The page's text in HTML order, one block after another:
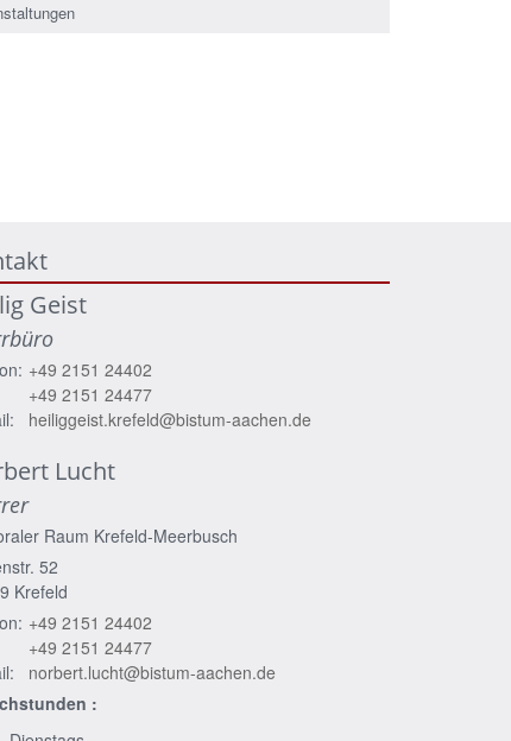
Geist
+49 2151 24402
+49 2151 24477
heiliggeist.krefeld@bistum-aachen.de
Lucht
Raum Krefeld-Meerbusch
52
Krefeld
+49 2151 24402
+49 2151 24477
norbert.lucht@bistum-aachen.de
: